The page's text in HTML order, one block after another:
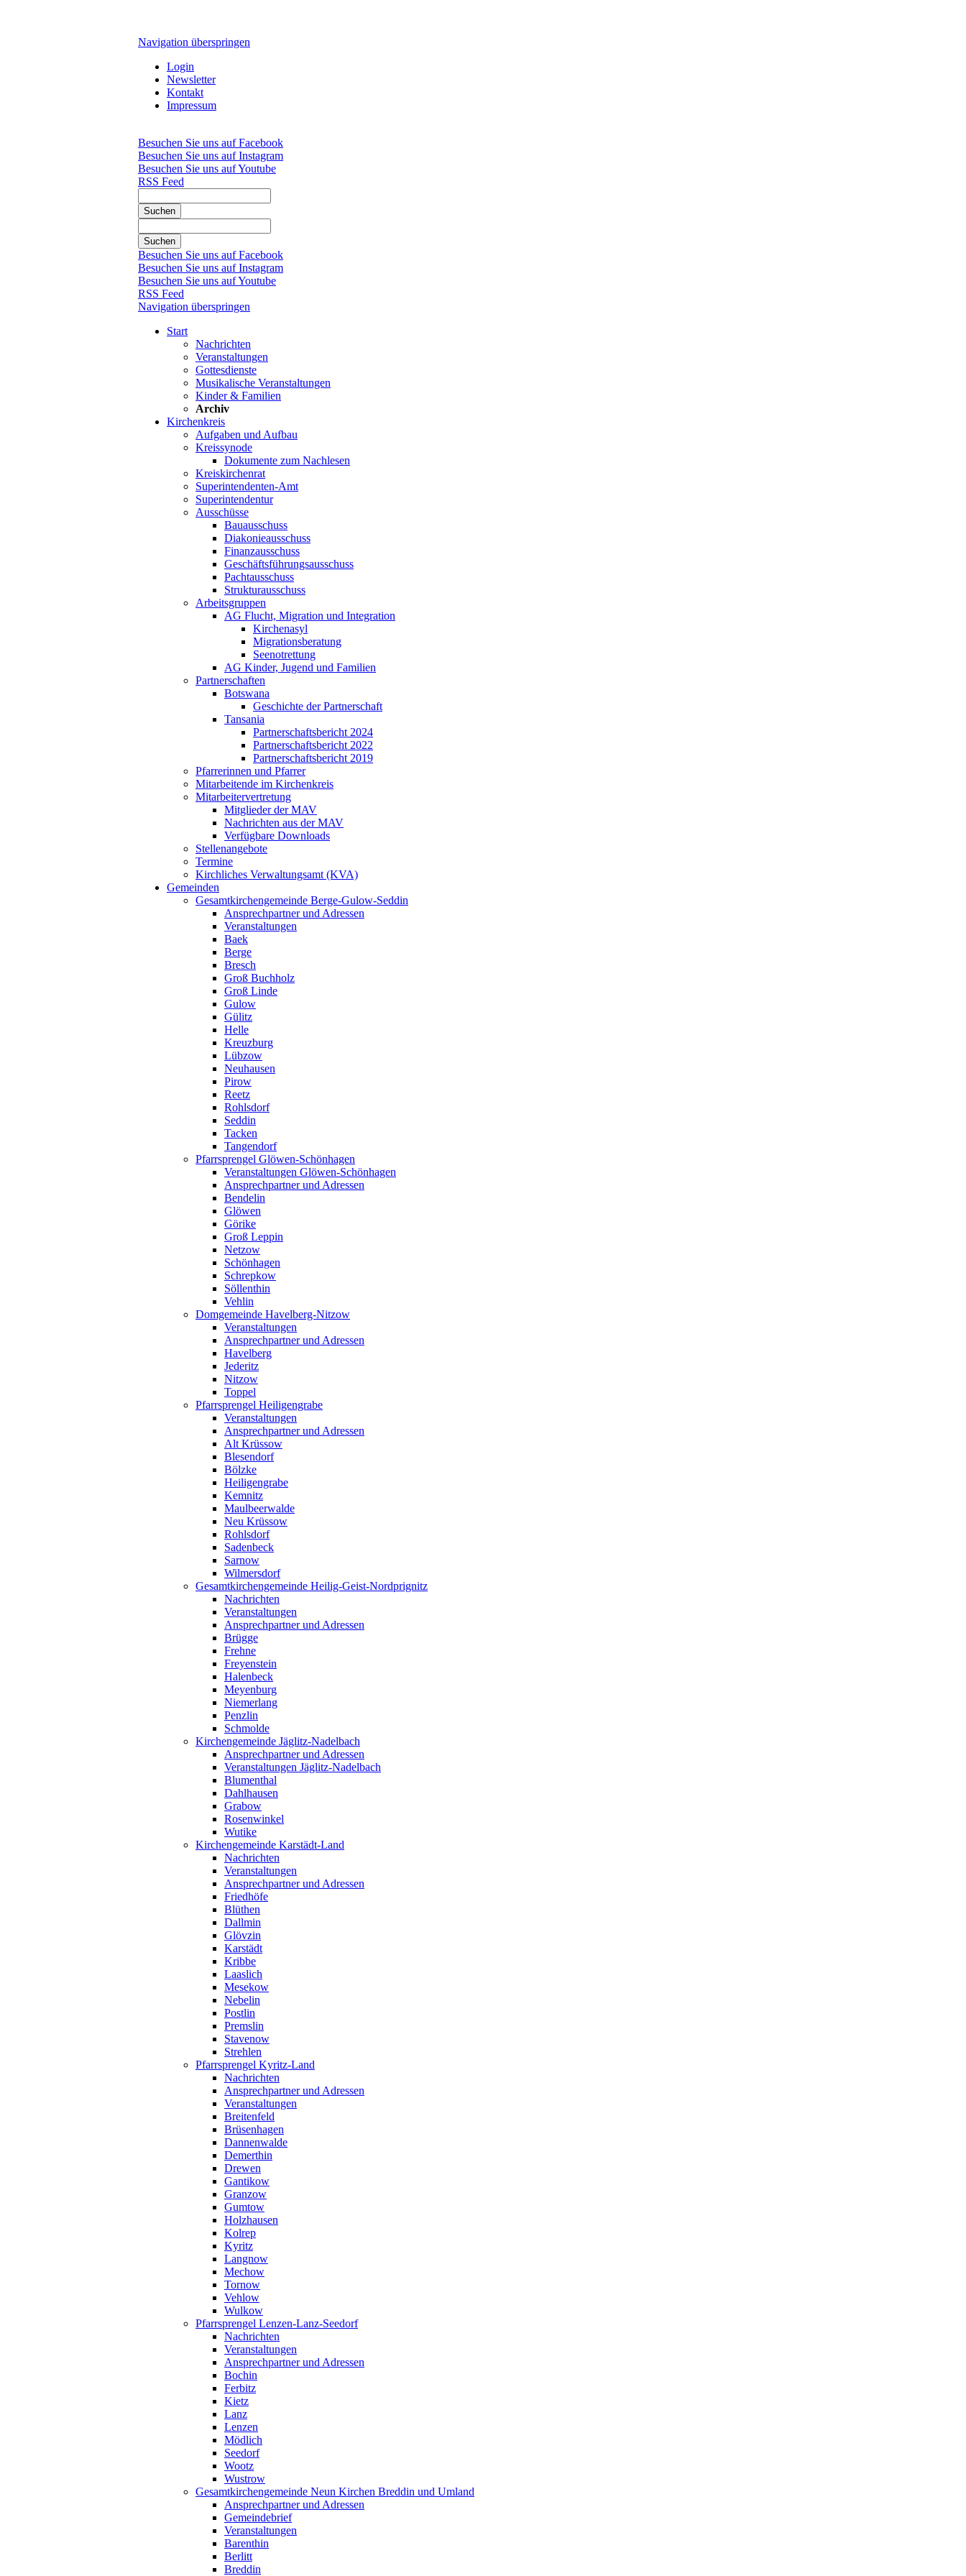
Navigation überspringen
Login
Newsletter
Kontakt
Impressum
Besuchen Sie uns auf Facebook
Besuchen Sie uns auf Instagram
Besuchen Sie uns auf Youtube
RSS Feed
Suchen
Suchen
Besuchen Sie uns auf Facebook
Besuchen Sie uns auf Instagram
Besuchen Sie uns auf Youtube
RSS Feed
Navigation überspringen
Start
Nachrichten
Veranstaltungen
Gottesdienste
Musikalische Veranstaltungen
Kinder & Familien
Archiv
Kirchenkreis
Aufgaben und Aufbau
Kreissynode
Dokumente zum Nachlesen
Kreiskirchenrat
Superintendenten-Amt
Superintendentur
Ausschüsse
Bauausschuss
Diakonieausschuss
Finanzausschuss
Geschäftsführungsausschuss
Pachtausschuss
Strukturausschuss
Arbeitsgruppen
AG Flucht, Migration und Integration
Kirchenasyl
Migrationsberatung
Seenotrettung
AG Kinder, Jugend und Familien
Partnerschaften
Botswana
Geschichte der Partnerschaft
Tansania
Partnerschaftsbericht 2024
Partnerschaftsbericht 2022
Partnerschaftsbericht 2019
Pfarrerinnen und Pfarrer
Mitarbeitende im Kirchenkreis
Mitarbeitervertretung
Mitglieder der MAV
Nachrichten aus der MAV
Verfügbare Downloads
Stellenangebote
Termine
Kirchliches Verwaltungsamt (KVA)
Gemeinden
Gesamtkirchengemeinde Berge-Gulow-Seddin
Ansprechpartner und Adressen
Veranstaltungen
Baek
Berge
Bresch
Groß Buchholz
Groß Linde
Gulow
Gülitz
Helle
Kreuzburg
Lübzow
Neuhausen
Pirow
Reetz
Rohlsdorf
Seddin
Tacken
Tangendorf
Pfarrsprengel Glöwen-Schönhagen
Veranstaltungen Glöwen-Schönhagen
Ansprechpartner und Adressen
Bendelin
Glöwen
Görike
Groß Leppin
Netzow
Schönhagen
Schrepkow
Söllenthin
Vehlin
Domgemeinde Havelberg-Nitzow
Veranstaltungen
Ansprechpartner und Adressen
Havelberg
Jederitz
Nitzow
Toppel
Pfarrsprengel Heiligengrabe
Veranstaltungen
Ansprechpartner und Adressen
Alt Krüssow
Blesendorf
Bölzke
Heiligengrabe
Kemnitz
Maulbeerwalde
Neu Krüssow
Rohlsdorf
Sadenbeck
Sarnow
Wilmersdorf
Gesamtkirchengemeinde Heilig-Geist-Nordprignitz
Nachrichten
Veranstaltungen
Ansprechpartner und Adressen
Brügge
Frehne
Freyenstein
Halenbeck
Meyenburg
Niemerlang
Penzlin
Schmolde
Kirchengemeinde Jäglitz-Nadelbach
Ansprechpartner und Adressen
Veranstaltungen Jäglitz-Nadelbach
Blumenthal
Dahlhausen
Grabow
Rosenwinkel
Wutike
Kirchengemeinde Karstädt-Land
Nachrichten
Veranstaltungen
Ansprechpartner und Adressen
Friedhöfe
Blüthen
Dallmin
Glövzin
Karstädt
Kribbe
Laaslich
Mesekow
Nebelin
Postlin
Premslin
Stavenow
Strehlen
Pfarrsprengel Kyritz-Land
Nachrichten
Ansprechpartner und Adressen
Veranstaltungen
Breitenfeld
Brüsenhagen
Dannenwalde
Demerthin
Drewen
Gantikow
Granzow
Gumtow
Holzhausen
Kolrep
Kyritz
Langnow
Mechow
Tornow
Vehlow
Wulkow
Pfarrsprengel Lenzen-Lanz-Seedorf
Nachrichten
Veranstaltungen
Ansprechpartner und Adressen
Bochin
Ferbitz
Kietz
Lanz
Lenzen
Mödlich
Seedorf
Wootz
Wustrow
Gesamtkirchengemeinde Neun Kirchen Breddin und Umland
Ansprechpartner und Adressen
Gemeindebrief
Veranstaltungen
Barenthin
Berlitt
Breddin